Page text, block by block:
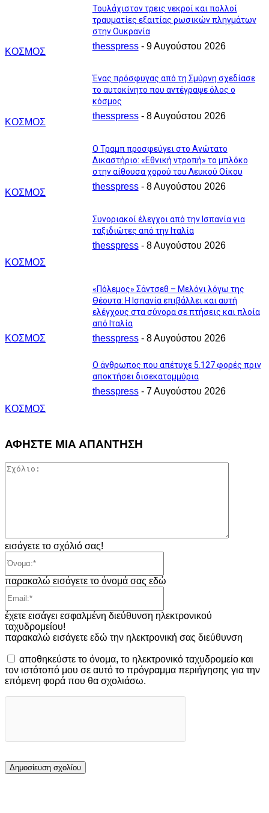
ΚΟΣΜΟΣ
Τουλάχιστον τρεις νεκροί και πολλοί
τραυματίες εξαιτίας ρωσικών πληγμάτων
στην Ουκρανία
thesspress - 9 Αυγούστου 2026
ΚΟΣΜΟΣ
Ένας πρόσφυγας από τη Σμύρνη σχεδίασε
το αυτοκίνητο που αντέγραψε όλος ο
κόσμος
thesspress - 8 Αυγούστου 2026
ΚΟΣΜΟΣ
Ο Τραμπ προσφεύγει στο Ανώτατο
Δικαστήριο: «Εθνική ντροπή» το μπλόκο
στην αίθουσα χορού του Λευκού Οίκου
thesspress - 8 Αυγούστου 2026
ΚΟΣΜΟΣ
Συνοριακοί έλεγχοι από την Ισπανία για
ταξιδιώτες από την Ιταλία
thesspress - 8 Αυγούστου 2026
ΚΟΣΜΟΣ
«Πόλεμος» Σάντσεθ – Μελόνι λόγω της
Θέουτα: Η Ισπανία επιβάλλει και αυτή
ελέγχους στα σύνορα σε πτήσεις και πλοία
από Ιταλία
thesspress - 8 Αυγούστου 2026
ΚΟΣΜΟΣ
Ο άνθρωπος που απέτυχε 5.127 φορές πριν
αποκτήσει δισεκατομμύρια
thesspress - 7 Αυγούστου 2026
ΑΦΗΣΤΕ ΜΙΑ ΑΠΑΝΤΗΣΗ
εισάγετε το σχόλιό σας!
παρακαλώ εισάγετε το όνομά σας εδώ
έχετε εισάγει εσφαλμένη διεύθυνση ηλεκτρονικού
ταχυδρομείου!
παρακαλώ εισάγετε εδώ την ηλεκτρονική σας διεύθυνση
αποθηκεύστε το όνομα, το ηλεκτρονικό ταχυδρομείο και
τον ιστότοπό μου σε αυτό το πρόγραμμα περιήγησης για την
επόμενη φορά που θα σχολιάσω.